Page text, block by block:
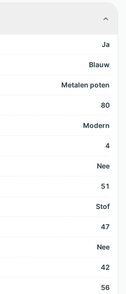
Ja
Blauw
Metalen poten
80
Modern
4
Nee
51
Stof
47
Nee
42
56